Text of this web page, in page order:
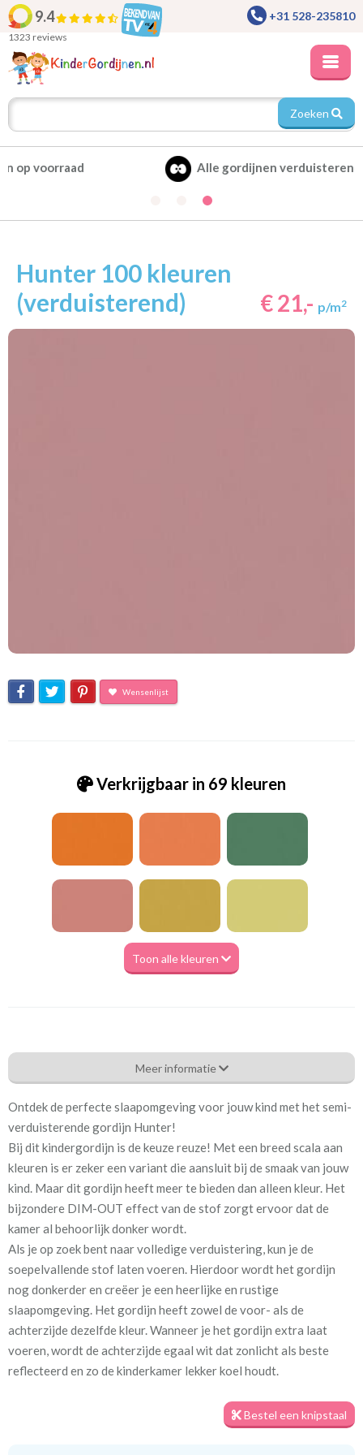
9.4
1323 reviews
+31 528-235810
Zoeken
Alle gordijnen verduisterend leverbaar
Hunter 100 kleuren
(verduisterend)
€ 21,- p/m2
Wensenlijst
Verkrijgbaar in 69 kleuren
Toon alle kleuren
Va_Hunter 1044 Flamingo
Eigenschappen gordijnstof
Artikelnummer Va_Hunter 1044 Flamingo
Stofbreedte: 140 cm
Meestal eerder, maar houd
rekening met
circa 2-3 weken
Materiaal: 100% polyester
Voor een optimale verduistering geven we je graag een tip. Meet
ontstaan. Daarnaast zorgt het plaatsen van een rail aan het
plafond en het gordijn tot aan de vloer voor de minste
Meer informatie
Ontdek de perfecte slaapomgeving voor jouw kind met het semi-
verduisterende gordijn Hunter!
Bij dit kindergordijn is de keuze reuze! Met een breed scala aan
kleuren is er zeker een variant die aansluit bij de smaak van jouw
kind. Maar dit gordijn heeft meer te bieden dan alleen kleur. Het
bijzondere DIM-OUT effect van de stof zorgt ervoor dat de
kamer al behoorlijk donker wordt.
Als je op zoek bent naar volledige verduistering, kun je de
soepelvallende stof laten voeren. Hierdoor wordt het gordijn
nog donkerder en creëer je een heerlijke en rustige
slaapomgeving. Het gordijn heeft zowel de voor- als de
achterzijde dezelfde kleur. Wanneer je het gordijn extra laat
voeren, wordt de achterzijde egaal wit dat zonlicht als beste
reflecteerd en zo de kinderkamer lekker koel houdt.
Bestel een knipstaal